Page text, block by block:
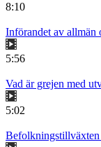
8:10
Införandet av allmän
5:56
Vad är grejen med
5:02